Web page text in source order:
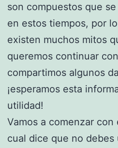
son compuestos que
en estos tiempos, por
existen muchos mitos
queremos continuar
compartimos algunos
¡esperamos esta
utilidad!
Vamos a comenzar
cual dice que no debes